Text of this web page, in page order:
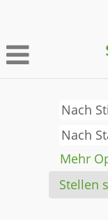
Mehr